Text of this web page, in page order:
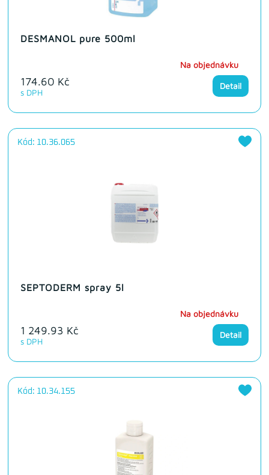
DESMANOL pure 500ml
174.60 Kč
s DPH
Na objednávku
Detail
Kód: 10.36.065
SEPTODERM spray 5l
1 249.93 Kč
s DPH
Na objednávku
Detail
Kód: 10.34.155